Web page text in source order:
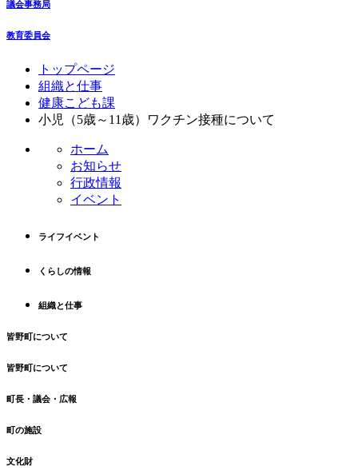
議会事務局
教育委員会
トップページ
組織と仕事
健康こども課
小児（5歳～11歳）ワクチン接種について
ホーム
お知らせ
行政情報
イベント
ライフイベント
くらしの情報
組織と仕事
皆野町について
皆野町について
町長・議会・広報
町の施設
文化財